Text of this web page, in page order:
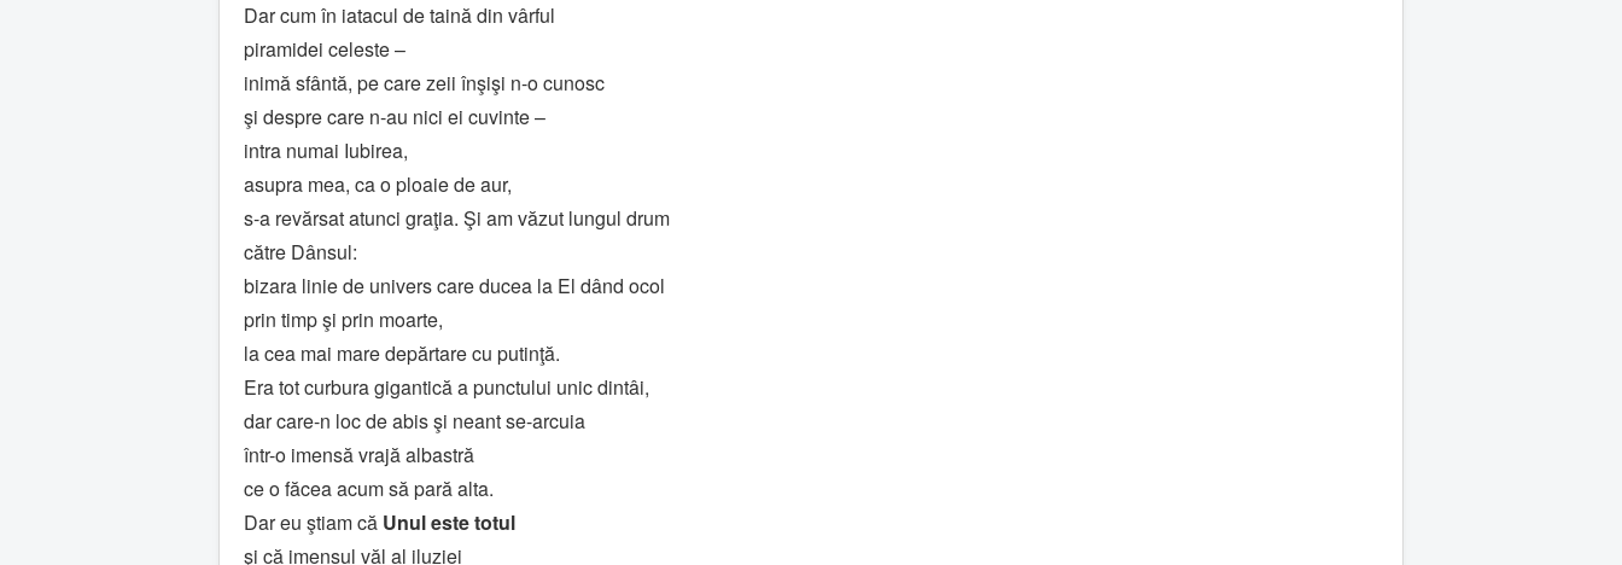
Dar cum în iatacul de taină din vârful
piramidei celeste –
inimă sfântă, pe care zeii înşişi n-o cunosc
şi despre care n-au nici ei cuvinte –
intra numai Iubirea,
asupra mea, ca o ploaie de aur,
s-a revărsat atunci graţia. Şi am văzut lungul drum
către Dânsul:
bizara linie de univers care ducea la El dând ocol
prin timp şi prin moarte,
la cea mai mare depărtare cu putinţă.
Era tot curbura gigantică a punctului unic dintâi,
dar care-n loc de abis şi neant se-arcuia
într-o imensă vrajă albastră
ce o făcea acum să pară alta.
Dar eu ştiam că Unul este totul
şi că imensul văl al iluziei